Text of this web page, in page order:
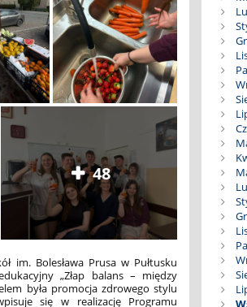
48
im. Bolesława Prusa w Pułtusku
„Złap balans – między
była promocja zdrowego stylu
się w realizację Programu